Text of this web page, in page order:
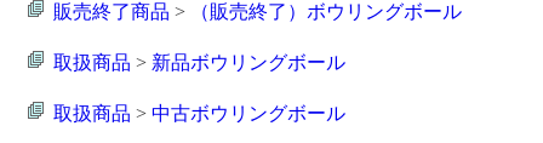
販売終了商品 > （販売終了）ボウリングボール
取扱商品 > 新品ボウリングボール
取扱商品 >中古ボウリングボール